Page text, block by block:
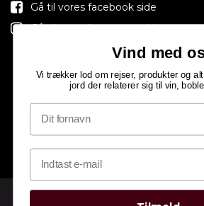
Vind med
Vi trækker lod om rejser, produkter og
jord der relaterer sig til vin,
Gå til vores facebook side
Gå til vores Instagram side